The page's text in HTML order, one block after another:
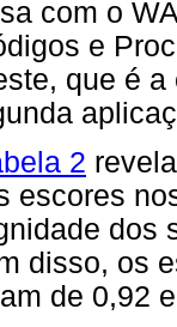
com o
e
que é
2
escores
dos
disso, os
de 0,92